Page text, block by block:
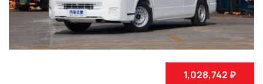
1,028,742 ₽